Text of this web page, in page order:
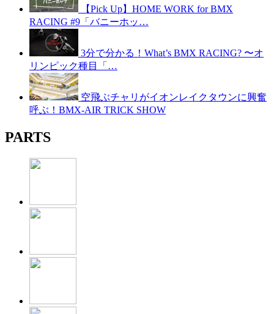
【Pick Up】HOME WORK for BMX
RACING #9「バニーホッ…
3分で分かる！What’s BMX RACING? 〜オ
リンピック種目「…
空飛ぶチャリがイオンレイクタウンに興奮
呼ぶ！BMX-AIR TRICK SHOW
PARTS